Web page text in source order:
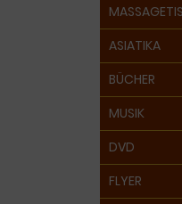
ASIATIKA
BÜCHER
MUSIK
DVD
FLYER